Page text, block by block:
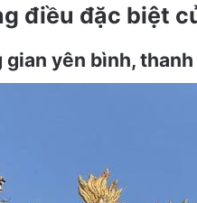
điều đặc biệt
gian yên bình,